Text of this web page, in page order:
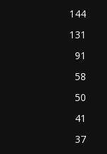
144
131
91
58
50
41
37